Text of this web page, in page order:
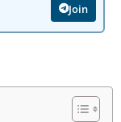
Join